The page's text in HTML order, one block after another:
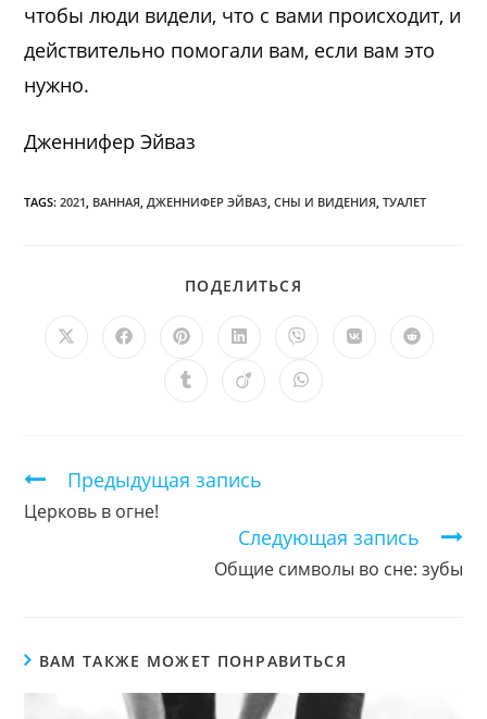
чтобы люди видели, что с вами происходит, и
действительно помогали вам, если вам это
нужно.
Дженнифер Эйваз
TAGS:2021 ВАННАЯ ДЖЕННИФЕР ЭЙВАЗ СНЫ И ВИДЕНИЯ ТУАЛЕТ
ПОДЕЛИТЬСЯ
Открывается
Открывается
новом
Открывается
в
новом
Открывается
новом
Открывается
новом
Открывается
Открывается
ОткрываетсяОткрывается
Продолжить
чтение
Предыдущая запись
Церковь в огне!
Следующая запись
Общие символы во сне: зубы
ВАМ ТАКЖЕ МОЖЕТ ПОНРАВИТЬСЯ